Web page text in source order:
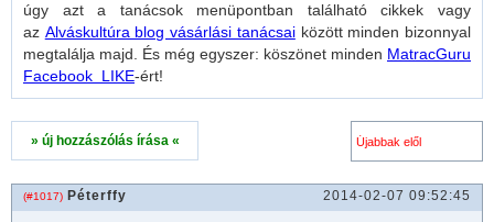
úgy azt a tanácsok menüpontban található cikkek vagy
az Alváskultúra blog vásárlási tanácsaiközött minden bizonnyal
megtalálja majd. És még egyszer: köszönet minden MatracGuru
Facebook LIKE-ért!
» új hozzászólás írása «
(#1017) Péterffy 2014-02-07 09:52:45